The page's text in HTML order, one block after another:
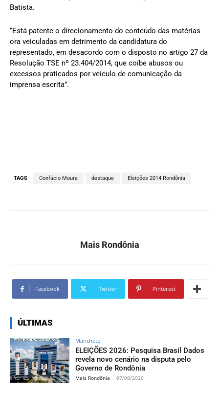
Batista.
“Está patente o direcionamento do conteúdo das matérias
ora veiculadas em detrimento da candidatura do
representado, em desacordo com o disposto no artigo 27 da
Resolução TSE nº 23.404/2014, que coíbe abusos ou
excessos praticados por veículo de comunicação da
imprensa escrita”.
TAGS Confúcio Moura destaque Eleições 2014 Rondônia
Mais Rondônia
Facebook Twitter Pinterest
ÚLTIMAS
Manchete
ELEIÇÕES 2026: Pesquisa Brasil Dados
revela novo cenário na disputa pelo
Governo de Rondônia
Mais Rondônia - 07/08/2026